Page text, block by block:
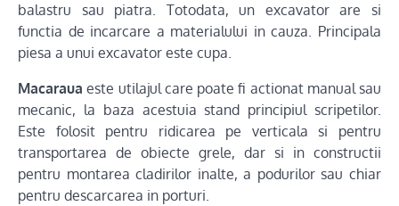
balastru sau piatra. Totodata, un excavator are si
functia de incarcare a materialului in cauza. Principala
piesa a unui excavator este cupa.
Macaraua este utilajul care poate fi actionat manual sau
mecanic, la baza acestuia stand principiul scripetilor.
Este folosit pentru ridicarea pe verticala si pentru
transportarea de obiecte grele, dar si in constructii
pentru montarea cladirilor inalte, a podurilor sau chiar
pentru descarcarea in porturi.